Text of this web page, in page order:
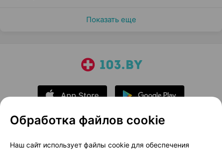
Показать еще
О проекте
Новости проекта
Обработка файлов cookie
Наш сайт использует файлы cookie для обеспечения